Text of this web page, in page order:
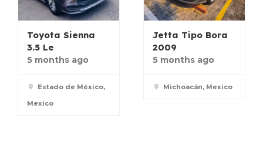
Toyota Sienna
3.5 Le
5 months ago
Estado de México,
Mexico
Jetta Tipo Bora
2009
5 months ago
Michoacán, Mexico